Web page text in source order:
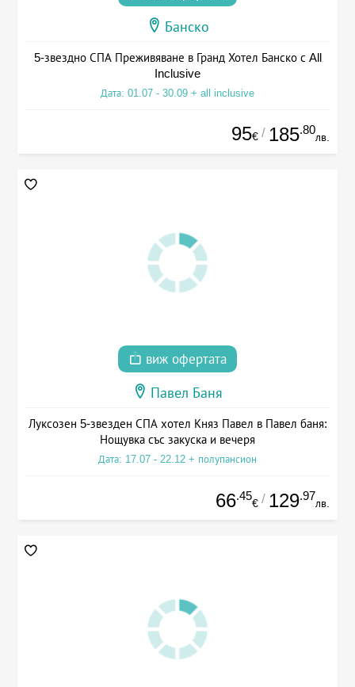
Банско
5-звездно СПА Преживяване в Гранд Хотел Банско с All
Inclusive
Дата: 01.07 - 30.09 + all inclusive
95€ / 185.80
лв.
виж офертата
Павел Баня
Луксозен 5-звезден СПА хотел Княз Павел в Павел баня:
Нощувка със закуска и вечеря
Дата: 17.07 - 22.12 + полупансион
66.45
€ / 129.97
лв.